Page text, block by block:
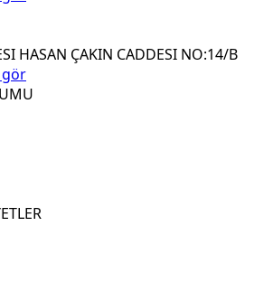
HASAN ÇAKIN CADDESI NO:14/B